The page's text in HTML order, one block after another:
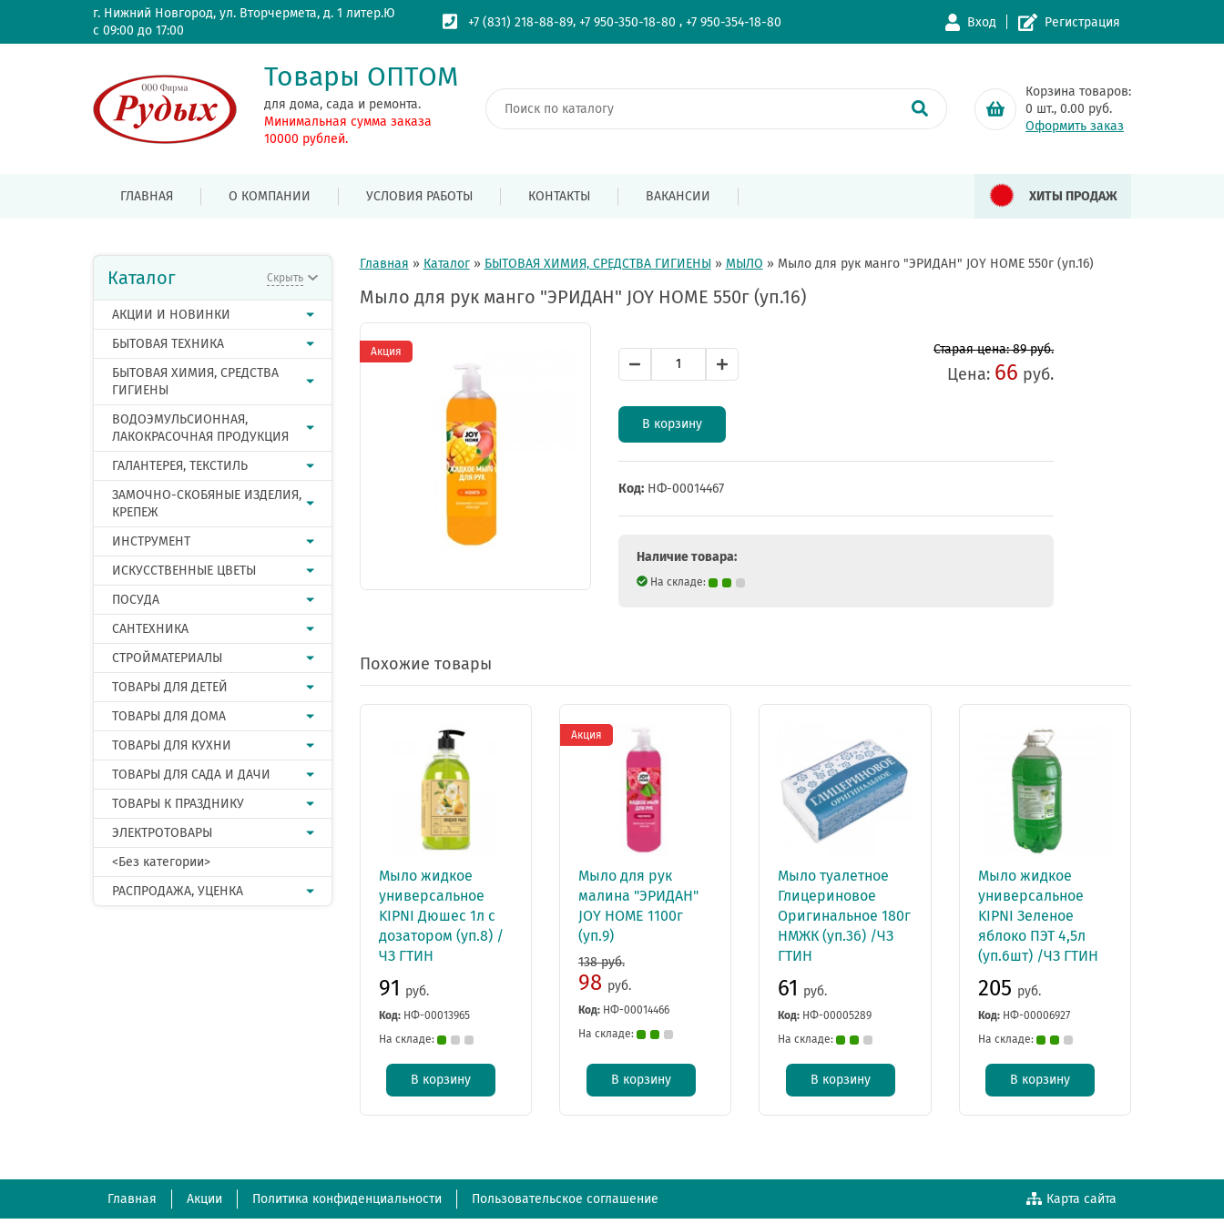
г. Нижний Новгород, ул. Вторчермета, д. 1 литер.Ю
с 09:00 до 17:00
+7 (831) 218-88-89,+7 950-350-18-80 ,+7 950-354-18-80 Вход Регистрация
Товары ОПТОМ
для дома, сада и ремонта.
Минимальная сумма заказа
10000 рублей.
Корзина товаров:
0 шт., 0.00 руб.
Оформить заказ
ГЛАВНАЯ О КОМПАНИИ УСЛОВИЯ РАБОТЫ КОНТАКТЫ ВАКАНСИИ ХИТЫ ПРОДАЖ
Каталог Скрыть
АКЦИИ И НОВИНКИ
БЫТОВАЯ ТЕХНИКА
БЫТОВАЯ ХИМИЯ, СРЕДСТВА
ГИГИЕНЫ
ВОДОЭМУЛЬСИОННАЯ,
ЛАКОКРАСОЧНАЯ ПРОДУКЦИЯ
ГАЛАНТЕРЕЯ, ТЕКСТИЛЬ
ЗАМОЧНО-СКОБЯНЫЕ ИЗДЕЛИЯ,
КРЕПЕЖ
ИНСТРУМЕНТ
ИСКУССТВЕННЫЕ ЦВЕТЫ
ПОСУДА
САНТЕХНИКА
СТРОЙМАТЕРИАЛЫ
ТОВАРЫ ДЛЯ ДЕТЕЙ
ТОВАРЫ ДЛЯ ДОМА
ТОВАРЫ ДЛЯ КУХНИ
ТОВАРЫ ДЛЯ САДА И ДАЧИ
ТОВАРЫ К ПРАЗДНИКУ
ЭЛЕКТРОТОВАРЫ
<Без категории>
РАСПРОДАЖА, УЦЕНКА
Главная » Каталог» БЫТОВАЯ ХИМИЯ, СРЕДСТВА ГИГИЕНЫ » МЫЛО » Мыло для рук манго "ЭРИДАН" JOY HOME 550г (уп.16)
Мыло для рук манго "ЭРИДАН" JOY HOME 550г (уп.16)
Акция Старая цена: 89 руб.
Цена: 66 руб.
В корзину
Код:НФ-00014467
Наличие товара:
На складе:
Похожие товары
Мыло жидкое
универсальное
KIPNI Дюшес 1л с
дозатором (уп.8) /
ЧЗ ГТИН
91 руб.
Код: НФ-00013965
На складе:
В корзину
Мыло для рук
малина "ЭРИДАН"
JOY HOME 1100г
(уп.9)
138 руб.
98 руб.
Код: НФ-00014466
На складе:
В корзину
Акция
Мыло туалетное
Глицериновое
Оригинальное 180г
НМЖК (уп.36) /ЧЗ
ГТИН
61 руб.
Код: НФ-00005289
На складе:
В корзину
Мыло жидкое
универсальное
KIPNI Зеленое
яблоко ПЭТ 4,5л
(уп.6шт) /ЧЗ ГТИН
205 руб.
Код: НФ-00006927
На складе:
В корзину
Главная Акции Политика конфиденциальности Пользовательское соглашение Карта сайта